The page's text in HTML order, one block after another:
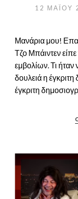
12 ΜΑΪ́ΟΥ
Μανάρια μου!
Τζο Μπάιντεν
εμβολίων. Τι
δουλειά η
έγκριτη